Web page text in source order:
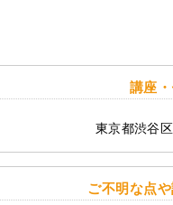
講座
東京都渋谷
ご不明な点